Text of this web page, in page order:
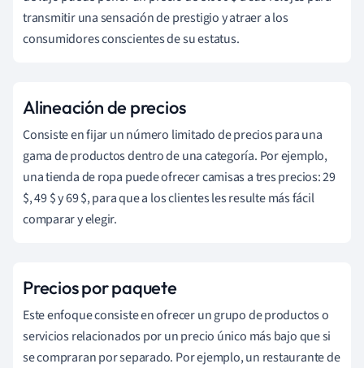
transmitir una sensación de prestigio y atraer a los
consumidores conscientes de su estatus.
Alineación de precios
Consiste en fijar un número limitado de precios para una
gama de productos dentro de una categoría. Por ejemplo,
una tienda de ropa puede ofrecer camisas a tres precios: 29
$, 49 $ y 69 $, para que a los clientes les resulte más fácil
comparar y elegir.
Precios por paquete
Este enfoque consiste en ofrecer un grupo de productos o
servicios relacionados por un precio único más bajo que si
se compraran por separado. Por ejemplo, un restaurante de